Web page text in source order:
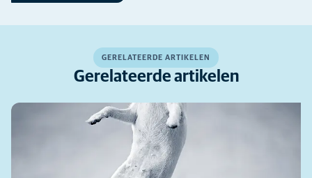
GERELATEERDE ARTIKELEN
Gerelateerde artikelen